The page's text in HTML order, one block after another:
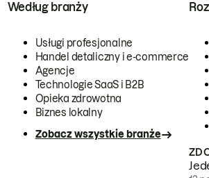
Według branży
Usługi profesjonalne
Handel detaliczny i e-commerce
Agencje
Technologie SaaS i B2B
Opieka zdrowotna
Biznes lokalny
Zobacz wszystkie branże